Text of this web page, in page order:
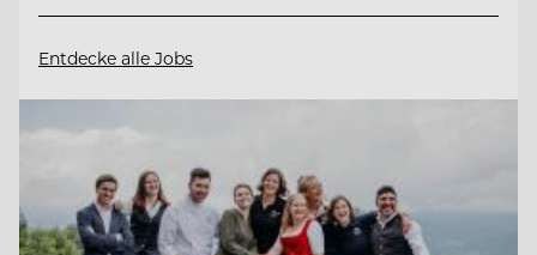
Entdecke alle Jobs